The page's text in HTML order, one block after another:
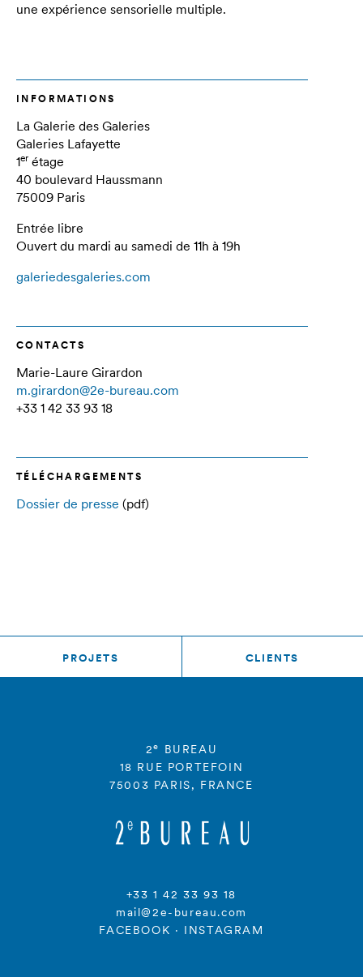
une expérience sensorielle multiple.
INFORMATIONS
La Galerie des Galeries
Galeries Lafayette
1er étage
40 boulevard Haussmann
75009 Paris
Entrée libre
Ouvert du mardi au samedi de 11h à 19h
galeriedesgaleries.com
CONTACTS
Marie-Laure Girardon
m.girardon@2e-bureau.com
+33 1 42 33 93 18
TÉLÉCHARGEMENTS
Dossier de presse (pdf)
PROJETS CLIENTS
2e
BUREAU
18 RUE PORTEFOIN
75003 PARIS, FRANCE
+33 1 42 33 93 18
mail@2e-bureau.com
FACEBOOK · INSTAGRAM